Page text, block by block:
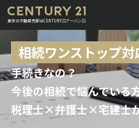
東京の不動産売却はCENTURY21アーバン21
相続ワンストップ対
手続きなの？
今後の相続で悩んでいる
税理士×弁護士×宅建士